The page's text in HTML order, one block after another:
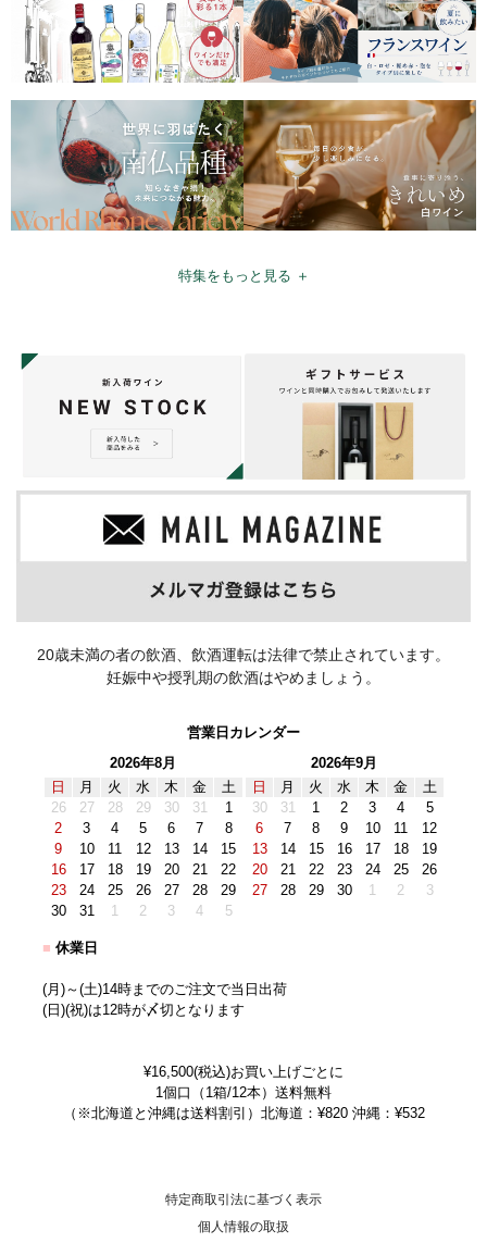
特集をもっと見る ＋
20歳未満の者の飲酒、飲酒運転は法律で禁止されています。
妊娠中や授乳期の飲酒はやめましょう。
営業日カレンダー
2026年8月
日
月 火 水 木 金
土
26
27 28 29 30 31
1
2
3 4 5 6 7
8
9
10 11 12 13 14
15
16
17 18 19 20 21
22
23
24 25 26 27 28
29
30
31 1 2 3 4 5
2026年9月
日
月 火 水 木 金
土
30
31 1 2 3 4
5
6
7 8 9 10 11
12
13
14 15 16 17 18
19
20
21 22 23 24 25
26
27
28 29 30 1 2 3
■ 休業日
(月)～(土)14時までのご注文で当日出荷
(日)(祝)は12時が〆切となります
¥16,500(税込)お買い上げごとに
1個口（1箱/12本）送料無料
（※北海道と沖縄は送料割引）北海道：¥820 沖縄：¥532
特定商取引法に基づく表示
個人情報の取扱